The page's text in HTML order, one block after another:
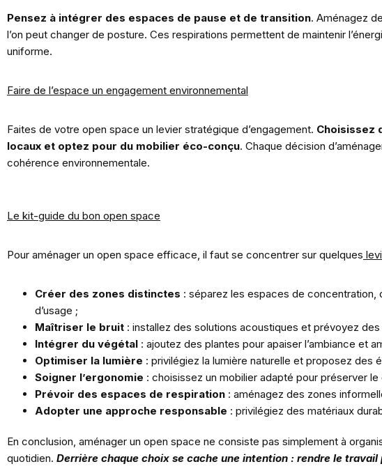
Pensez à intégrer des espaces de pause et de transition. Aménagez
l’on peut changer de posture. Ces respirations permettent de maintenir
uniforme.
Faire de l’espace un engagement environnemental
Faites de votre open space un levier stratégique d’engagement. Choisissez
locaux et optez pour du mobilier éco-conçu. Chaque décision
cohérence environnementale.
Le kit-guide du bon open space
Pour aménager un open space efficace, il faut se concentrer sur quelques
Créer des zones distinctes : séparez les espaces de
d’usage ;
Maîtriser le bruit : installez des solutions acoustiques et prévoyez
Intégrer du végétal : ajoutez des plantes pour apaiser l’ambiance et
Optimiser la lumière : privilégiez la lumière naturelle et proposez des
Soigner l’ergonomie : choisissez un mobilier adapté pour préserver
Prévoir des espaces de respiration : aménagez des zones
Adopter une approche responsable : privilégiez des matériaux
En conclusion, aménager un open space ne consiste pas simplement à
quotidien. Derrière chaque choix se cache une intention : rendre le travail